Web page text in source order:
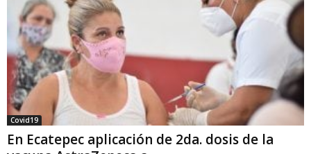
Covid19
En Ecatepec aplicación de 2da. dosis de la